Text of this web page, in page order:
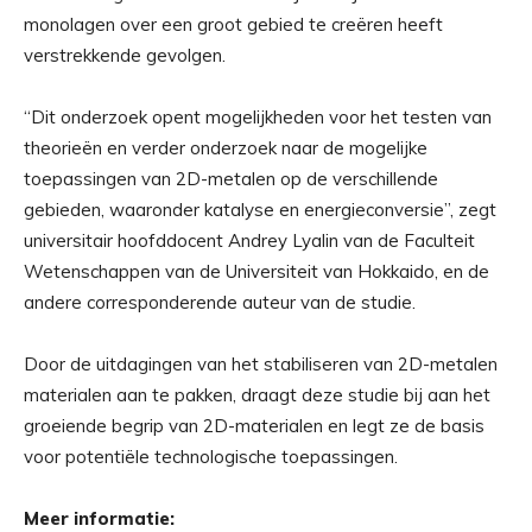
monolagen over een groot gebied te creëren heeft
verstrekkende gevolgen.
“Dit onderzoek opent mogelijkheden voor het testen van
theorieën en verder onderzoek naar de mogelijke
toepassingen van 2D-metalen op de verschillende
gebieden, waaronder katalyse en energieconversie”, zegt
universitair hoofddocent Andrey Lyalin van de Faculteit
Wetenschappen van de Universiteit van Hokkaido, en de
andere corresponderende auteur van de studie.
Door de uitdagingen van het stabiliseren van 2D-metalen
materialen aan te pakken, draagt ​​deze studie bij aan het
groeiende begrip van 2D-materialen en legt ze de basis
voor potentiële technologische toepassingen.
Meer informatie: